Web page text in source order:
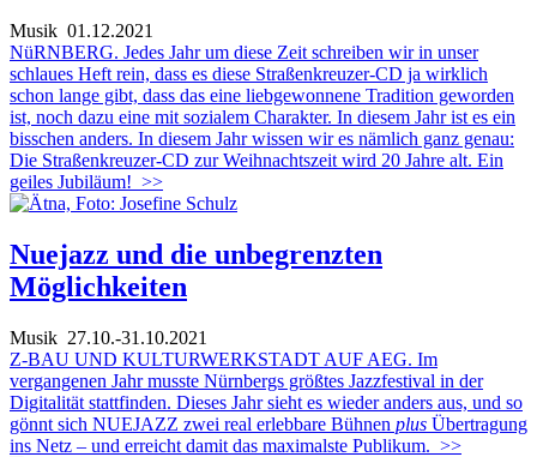
Musik 01.12.2021
NüRNBERG. Jedes Jahr um diese Zeit schreiben wir in unser
schlaues Heft rein, dass es diese Straßenkreuzer-CD ja wirklich
schon lange gibt, dass das eine liebgewonnene Tradition geworden
ist, noch dazu eine mit sozialem Charakter. In diesem Jahr ist es ein
bisschen anders. In diesem Jahr wissen wir es nämlich ganz genau:
Die Straßenkreuzer-CD zur Weihnachtszeit wird 20 Jahre alt. Ein
geiles Jubiläum! >>
Nuejazz und die unbegrenzten
Möglichkeiten
Musik 27.10.-31.10.2021
Z-BAU UND KULTURWERKSTADT AUF AEG. Im
vergangenen Jahr musste Nürnbergs größtes Jazzfestival in der
Digitalität stattfinden. Dieses Jahr sieht es wieder anders aus, und so
gönnt sich NUEJAZZ zwei real erlebbare Bühnen plus Übertragung
ins Netz – und erreicht damit das maximalste Publikum. >>